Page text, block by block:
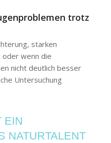
trotz
starken
oder wenn die
nicht deutlich besser
Untersuchung
EIN
NATURTALENT